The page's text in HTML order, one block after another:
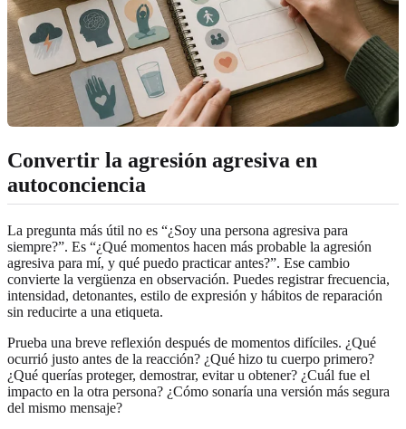
Convertir la agresión agresiva en
autoconciencia
La pregunta más útil no es “¿Soy una persona agresiva para
siempre?”. Es “¿Qué momentos hacen más probable la agresión
agresiva para mí, y qué puedo practicar antes?”. Ese cambio
convierte la vergüenza en observación. Puedes registrar frecuencia,
intensidad, detonantes, estilo de expresión y hábitos de reparación
sin reducirte a una etiqueta.
Prueba una breve reflexión después de momentos difíciles. ¿Qué
ocurrió justo antes de la reacción? ¿Qué hizo tu cuerpo primero?
¿Qué querías proteger, demostrar, evitar u obtener? ¿Cuál fue el
impacto en la otra persona? ¿Cómo sonaría una versión más segura
del mismo mensaje?